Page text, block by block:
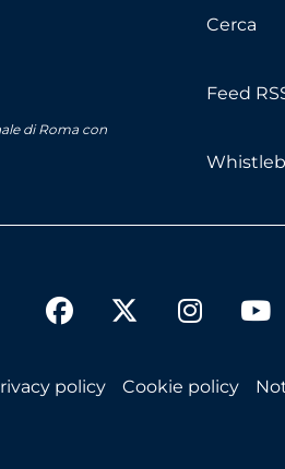
di Roma con
Cerca
Feed
facebook
policy Cookie policy